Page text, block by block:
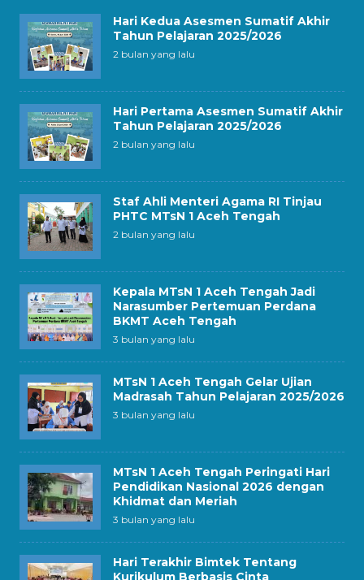
Hari Kedua Asesmen Sumatif Akhir
Tahun Pelajaran 2025/2026
2 bulan yang lalu
Hari Pertama Asesmen Sumatif Akhir
Tahun Pelajaran 2025/2026
2 bulan yang lalu
Staf Ahli Menteri Agama RI Tinjau
PHTC MTsN 1 Aceh Tengah
2 bulan yang lalu
Kepala MTsN 1 Aceh Tengah Jadi
Narasumber Pertemuan Perdana
BKMT Aceh Tengah
3 bulan yang lalu
MTsN 1 Aceh Tengah Gelar Ujian
Madrasah Tahun Pelajaran 2025/2026
3 bulan yang lalu
MTsN 1 Aceh Tengah Peringati Hari
Pendidikan Nasional 2026 dengan
Khidmat dan Meriah
3 bulan yang lalu
Hari Terakhir Bimtek Tentang
Kurikulum Berbasis Cinta